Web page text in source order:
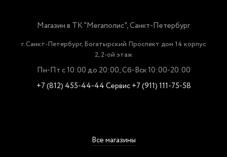
Магазин в ТК "Мегаполис", Санкт-Петербург
г. Санкт-Петербург, Богатырский Проспект дом 14 корпус
2, 2-ой этаж
Пн-Пт с 10:00 до 20:00, Сб-Вск 10:00-20:00
+7 (812) 455-44-44Сервис +7 (911) 111-75-58
Все магазины